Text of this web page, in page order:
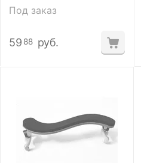
Под заказ
59 88 руб.